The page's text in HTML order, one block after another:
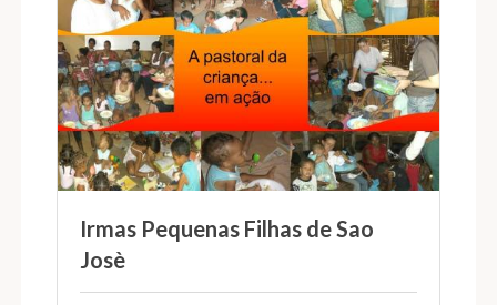
Irmas Pequenas Filhas de Sao
Josè